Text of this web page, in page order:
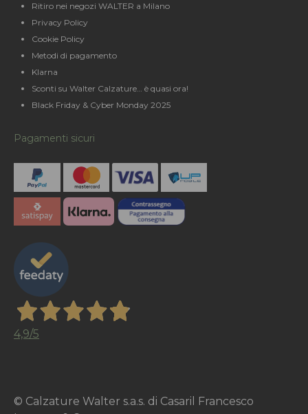
Ritiro nei negozi WALTER a Milano
Privacy Policy
Cookie Policy
Metodi di pagamento
Klarna
Sconti su Walter Calzature… è quasi ora!
Black Friday & Cyber Monday 2025
Pagamenti sicuri
4,9/5
© Calzature Walter s.a.s. di Casaril Francesco